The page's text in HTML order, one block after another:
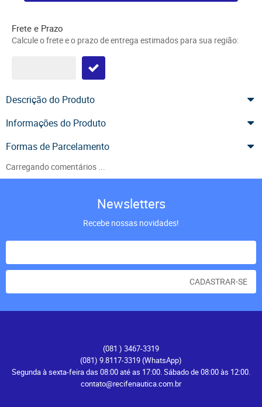
Frete e Prazo
Calcule o frete e o prazo de entrega estimados para sua região:
Descrição do Produto
Informações do Produto
Formas de Parcelamento
Carregando comentários ...
Newsletters
Recebe nossas novidades!
CADASTRAR-SE
(081 ) 3467-3319
(081) 9.8117-3319(WhatsApp)
Segunda à sexta-feira das 08:00 até as 17:00. Sábado de 08:00 às 12:00.
contato@recifenautica.com.br